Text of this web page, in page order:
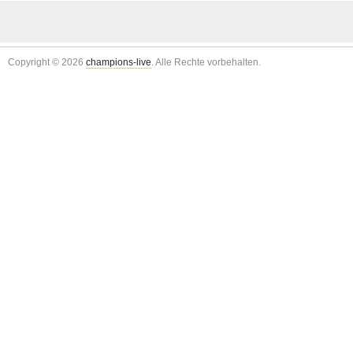
Copyright © 2026 champions-live. Alle Rechte vorbehalten.